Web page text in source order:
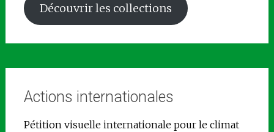
Découvrir les collections
Actions internationales
Pétition visuelle internationale pour le climat